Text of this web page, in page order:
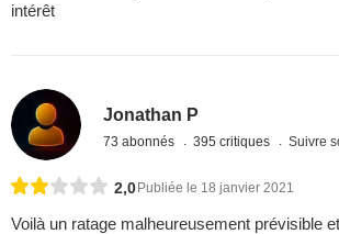
intérêt
Jonathan P
73 abonnés 395 critiques Suivre
2,0Publiée le 18 janvier 2021
Voilà un ratage malheureusement prévisible